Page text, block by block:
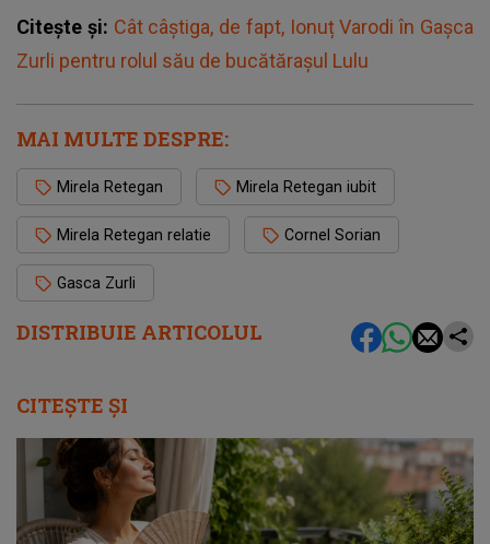
DISTRIBUIE ARTICOLUL
Citește și: Cât câștiga, de fapt, Ionuț Varodi în Gașca
Zurli pentru rolul său de bucătărașul Lulu
MAI MULTE DESPRE:
Mirela Retegan Mirela Retegan iubit
Mirela Retegan relatie Cornel Sorian
Gasca Zurli
CITEȘTE ȘI